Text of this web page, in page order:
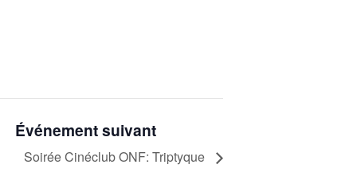
Événement suivant
Soirée Cinéclub ONF: Triptyque